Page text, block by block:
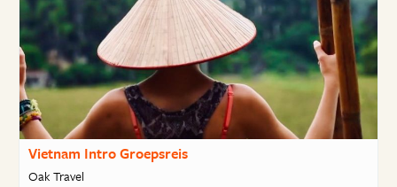
Vietnam Intro Groepsreis
Oak Travel